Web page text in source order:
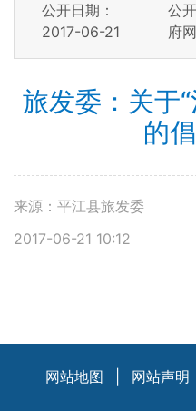
公开日期：
2017-06-21
公
府
旅发委：关于
的
来源：平江县旅发委
2017-06-21 10:12
网站地图 网站声明